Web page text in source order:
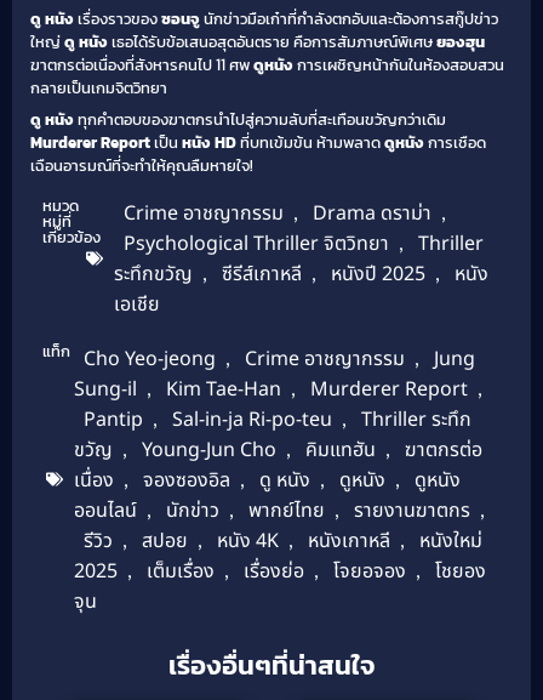
ดู หนังเรื่องราวของซอนจูนักข่าวมือเก๋าที่กำลังตกอับและต้องการสกู๊ปข่าว
ใหญ่ดู หนังเธอได้รับข้อเสนอสุดอันตราย คือการสัมภาษณ์พิเศษยองฮุน
ฆาตกรต่อเนื่องที่สังหารคนไป 11 ศพดูหนังการเผชิญหน้ากันในห้องสอบสวน
กลายเป็นเกมจิตวิทยา
ดู หนังทุกคำตอบของฆาตกรนำไปสู่ความลับที่สะเทือนขวัญกว่าเดิม
Murderer Reportเป็น หนัง HDที่บทเข้มข้น ห้ามพลาดดูหนังการเชือด
เฉือนอารมณ์ที่จะทำให้คุณลืมหายใจ!
หมวด
หมู่ที่
เกี่ยวข้อง
Crime อาชญากรรม , Drama ดราม่า ,
Psychological Thriller จิตวิทยา ,
Thriller
ระทึกขวัญ , ซีรีส์เกาหลี , หนังปี 2025 ,
หนัง
เอเชีย
แท็ก Cho Yeo-jeong , Crime อาชญากรรม ,
Jung
Sung-il , Kim Tae-Han , Murderer Report ,
Pantip , Sal-in-ja Ri-po-teu ,
Thriller ระทึก
ขวัญ , Young-Jun Cho , คิมแทฮัน ,
ฆาตกรต่อ
เนื่อง , จองซองอิล , ดู หนัง , ดูหนัง ,
ดูหนัง
ออนไลน์ , นักข่าว , พากย์ไทย , รายงานฆาตกร ,
รีวิว , สปอย , หนัง 4K , หนังเกาหลี ,
หนังใหม่
2025 , เต็มเรื่อง , เรื่องย่อ , โจยอจอง ,
โชยอง
จุน
เรื่องอื่นๆที่น่าสนใจ